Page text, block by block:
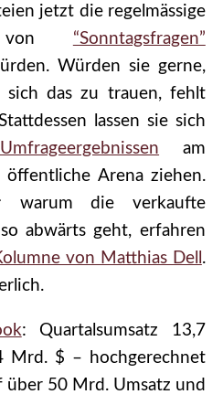
jetzt die regelmässige
von “Sonntagsfragen”
Würden sie gerne,
sich das zu trauen, fehlt
lassen sie sich
am
öffentliche Arena ziehen.
warum die verkaufte
abwärts geht, erfahren
von Matthias Dell .
: Quartalsumsatz 13,7
Mrd. $ – hochgerechnet
über 50 Mrd. Umsatz und